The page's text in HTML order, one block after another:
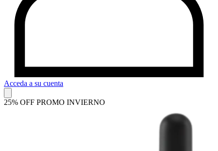
Acceda a su cuenta
25% OFF PROMO INVIERNO